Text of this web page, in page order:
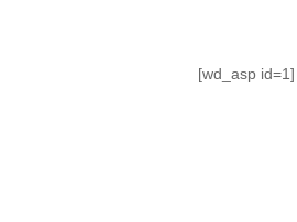
[wd_asp id=1]